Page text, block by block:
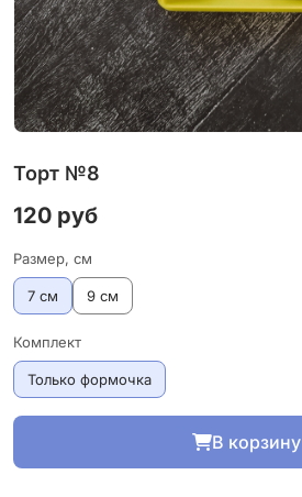
Торт №8
120 руб
Размер, см
7 см 9 см
Комплект
Только формочка
В корзину